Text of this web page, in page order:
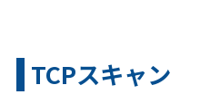
TCPスキャン